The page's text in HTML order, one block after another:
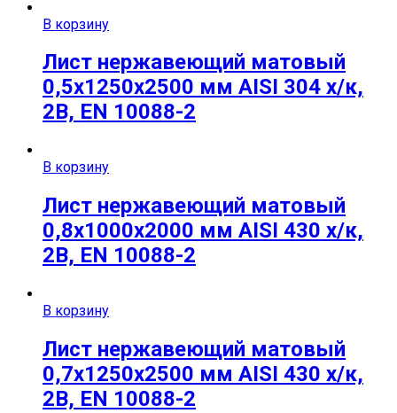
В корзину
Лист нержавеющий матовый
0,5х1250х2500 мм AISI 304 х/к,
2B, EN 10088-2
В корзину
Лист нержавеющий матовый
0,8х1000х2000 мм AISI 430 х/к,
2B, EN 10088-2
В корзину
Лист нержавеющий матовый
0,7х1250х2500 мм AISI 430 х/к,
2B, EN 10088-2